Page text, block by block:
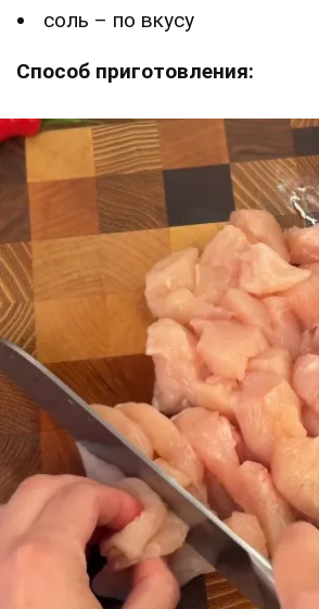
соль – по вкусу
Способ приготовления: